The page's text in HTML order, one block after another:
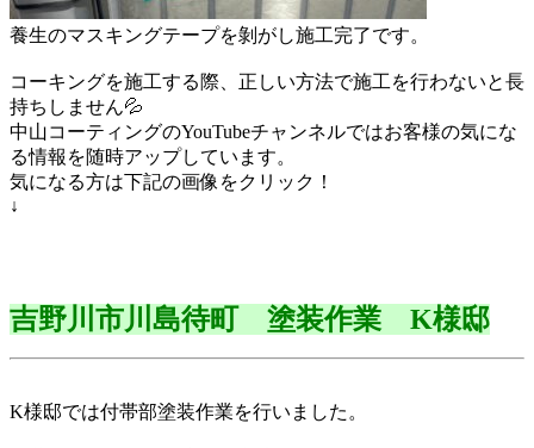
養生のマスキングテープを剝がし施工完了です。
コーキングを施工する際、正しい方法で施工を行わないと長
持ちしません💦
中山コーティングのYouTubeチャンネルではお客様の気にな
る情報を随時アップしています。
気になる方は下記の画像をクリック！
↓
吉野川市川島待町 塗装作業 K様邸
K様邸では付帯部塗装作業を行いました。